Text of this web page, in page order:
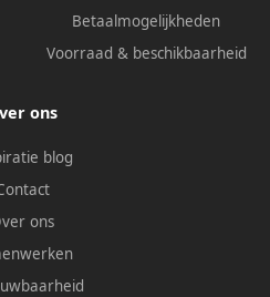
Betaalmogelijkheden
Voorraad & beschikbaarheid
ons
blog
ons